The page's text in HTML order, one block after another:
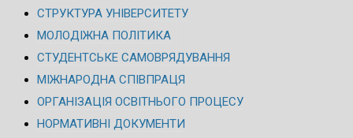
СТРУКТУРА УНІВЕРСИТЕТУ
МОЛОДІЖНА ПОЛІТИКА
СТУДЕНТСЬКЕ САМОВРЯДУВАННЯ
МІЖНАРОДНА СПІВПРАЦЯ
ОРГАНІЗАЦІЯ ОСВІТНЬОГО ПРОЦЕСУ
НОРМАТИВНІ ДОКУМЕНТИ